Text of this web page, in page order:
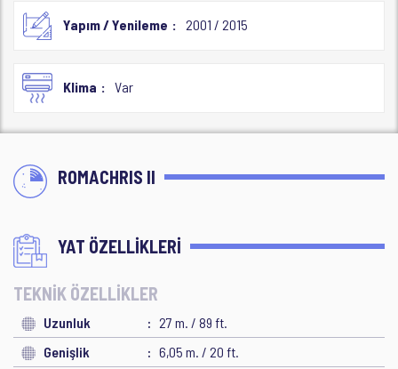
Yapım / Yenileme 2001 / 2015
Klima Var
ROMACHRIS II
YAT ÖZELLİKLERİ
TEKNİK ÖZELLİKLER
Uzunluk
27 m. / 89 ft.
Genişlik
6,05 m. / 20 ft.